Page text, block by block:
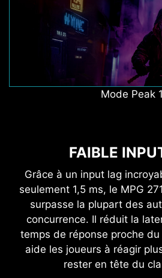
Mode Peak
FAIBLE
Grâce à un input lag
seulement 1,5 ms, le MPG
surpasse la plupart des
concurrence. Il réduit la
temps de réponse proche
aide les joueurs à réagir
rester en tête du